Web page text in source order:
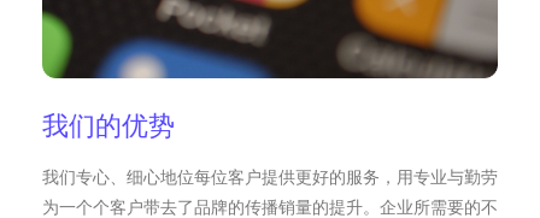
我们的优势
我们专心、细心地位每位客户提供更好的服务，用专业与勤劳
为一个个客户带去了品牌的传播销量的提升。企业所需要的不